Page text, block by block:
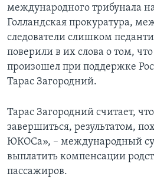
международного трибунала
Голландская прокуратура,
следователи слишком
поверили в их слова о том,
произошел при поддержке
Тарас Загородний.
Тарас Загородний считает,
завершиться, результатом,
ЮКОСа», – международный
выплатить компенсации
пассажиров.